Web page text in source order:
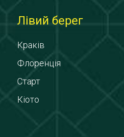
Лівий берег
Краків
Флоренція
Старт
Кіото